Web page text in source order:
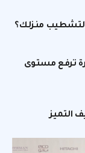
لتشطيب منزلك؟
تطورات مثيرة ترفع مستوى
التميز